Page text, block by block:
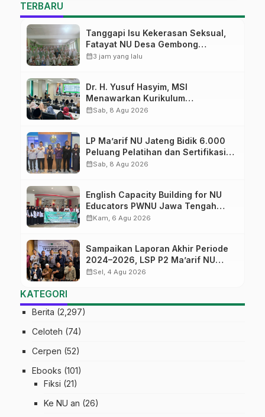
TERBARU
Tanggapi Isu Kekerasan Seksual,
Fatayat NU Desa Gembong
Datangkan Aktifis HAM
calendar_month3 jam yang lalu
Dr. H. Yusuf Hasyim, MSI
Menawarkan Kurikulum
Diversifikasi, Harapan Baru dalam
calendar_monthSab, 8 Agu 2026
LP Ma’arif NU Jateng Bidik 6.000
Peluang Pelatihan dan Sertifikasi
bagi Lulusan SMK
calendar_monthSab, 8 Agu 2026
English Capacity Building for NU
Educators PWNU Jawa Tengah
Batch#4; Membuka Jalan Menuju
calendar_monthKam, 6 Agu 2026
Sampaikan Laporan Akhir Periode
2024–2026, LSP P2 Ma’arif NU
Jateng Mantapkan Sinergi Link and
calendar_monthSel, 4 Agu 2026
KATEGORI
Berita (2,297)
Celoteh (74)
Cerpen (52)
Ebooks (101)
Fiksi (21)
Ke NU an (26)